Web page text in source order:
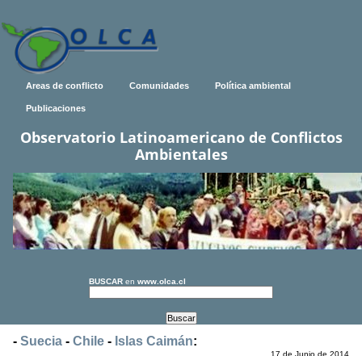
Areas de conflicto Comunidades Política ambiental
Publicaciones
Observatorio Latinoamericano de Conflictos
Ambientales
BUSCAR en www.olca.cl
- Suecia - Chile - Islas Caimán: